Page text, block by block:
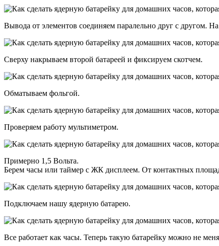
Вывода от элементов соединяем паралельно друг с другом.
Сверху накрываем второй батареей и фиксируем скотчем.
Обматываем фольгой.
Проверяем работу мультиметром.
Примерно 1,5 Вольта.
Берем часы или таймер с ЖК дисплеем. От контактных
Подключаем нашу ядерную батарею.
Все работает как часы. Теперь такую батарейку можно не